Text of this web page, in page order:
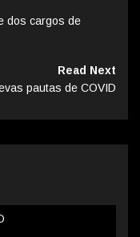
dos cargos de
Read Next
pautas de COVID